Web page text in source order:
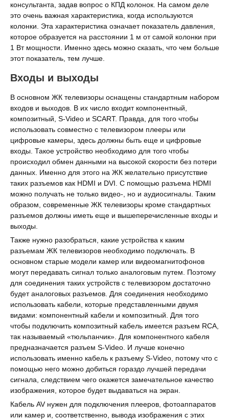
консультанта, задав вопрос о КПД колонок. На самом деле
это очень важная характеристика, когда используются
колонки. Эта характеристика означает показатель давления,
которое образуется на расстоянии 1 м от самой колонки при
1 Вт мощности. Именно здесь можно сказать, что чем больше
этот показатель, тем лучше.
Входы и выходы
В основном ЖК телевизоры оснащены стандартным набором
входов и выходов. В их число входит компонентный,
композитный, S-Video и SCART. Правда, для того чтобы
использовать совместно с телевизором плееры или
цифровые камеры, здесь должны быть еще и цифровые
входы. Такое устройство необходимо для того чтобы
происходил обмен данными на высокой скорости без потери
данных. Именно для этого на ЖК желательно присутствие
таких разъемов как HDMI и DVI. С помощью разъема HDMI
можно получать не только видео-, но и аудиосигналы. Таким
образом, современные ЖК телевизоры кроме стандартных
разъемов должны иметь еще и вышеперечисленные входы и
выходы.
Также нужно разобраться, какие устройства к каким
разъемам ЖК телевизоров необходимо подключать. В
основном старые модели камер или видеомагнитофонов
могут передавать сигнал только аналоговым путем. Поэтому
для соединения таких устройств с телевизором достаточно
будет аналоговых разъемов. Для соединения необходимо
использовать кабели, которые представленными двумя
видами: компонентный кабели и композитный. Для того
чтобы подключить композитный кабель имеется разъем RCA,
так называемый «тюльпанчик». Для компонентного кабеля
предназначается разъем S-Video. И лучше конечно
использовать именно кабель к разъему S-Video, потому что с
помощью него можно добиться гораздо лучшей передачи
сигнала, следствием чего окажется замечательное качество
изображения, которое будет выдаваться на экран.
Кабель AV нужен для подключения плееров, фотоаппаратов
или камер и, соответственно, вывода изображения с этих